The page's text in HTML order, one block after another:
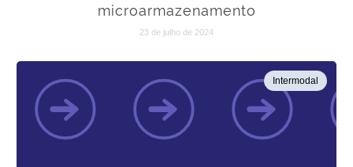
microarmazenamento
23 de julho de 2024
Intermodal